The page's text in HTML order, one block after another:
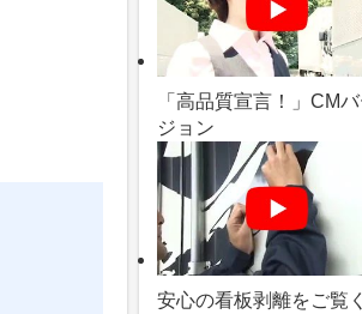
「高品質宣言！」CM
ジョン
安心の看板剥離をご覧